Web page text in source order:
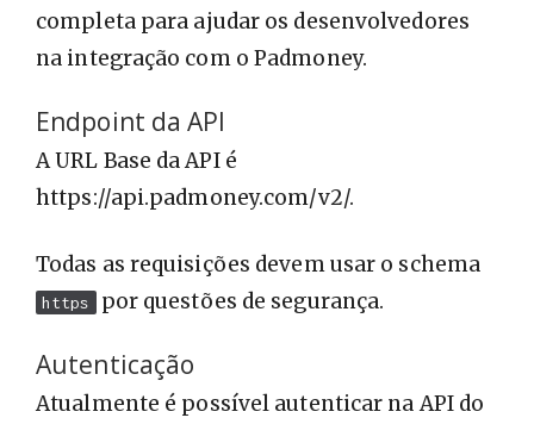
completa para ajudar os desenvolvedores
na integração com o Padmoney.
Endpoint da API
A URL Base da API é
https://api.padmoney.com/v2/.
Todas as requisições devem usar o schema
https por questões de segurança.
Autenticação
Atualmente é possível autenticar na API do